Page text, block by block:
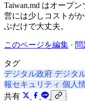
Taiwan.md はオープ
営には少しコストが
ぶだけで大丈夫。
このページを編集 ·
タグ
デジタル政府 デジタ
報セキュリティ 個人
共有